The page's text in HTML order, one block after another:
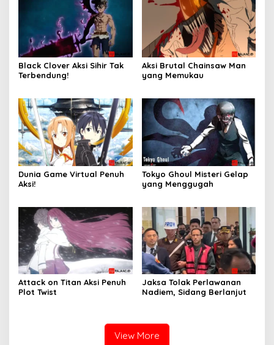
Black Clover Aksi Sihir Tak
Terbendung!
Aksi Brutal Chainsaw Man
yang Memukau
Dunia Game Virtual Penuh
Aksi!
Tokyo Ghoul Misteri Gelap
yang Menggugah
Attack on Titan Aksi Penuh
Plot Twist
Jaksa Tolak Perlawanan
Nadiem, Sidang Berlanjut
View More